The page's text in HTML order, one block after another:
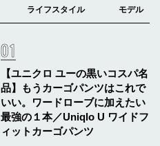
【ユニクロ ユーの黒いコスパ名
品】もうカーゴパンツはこれで
いい。ワードローブに加えたい
最強の１本／Uniqlo U ワイドフ
ィットカーゴパンツ